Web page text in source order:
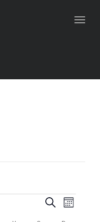
Recherche
Mois